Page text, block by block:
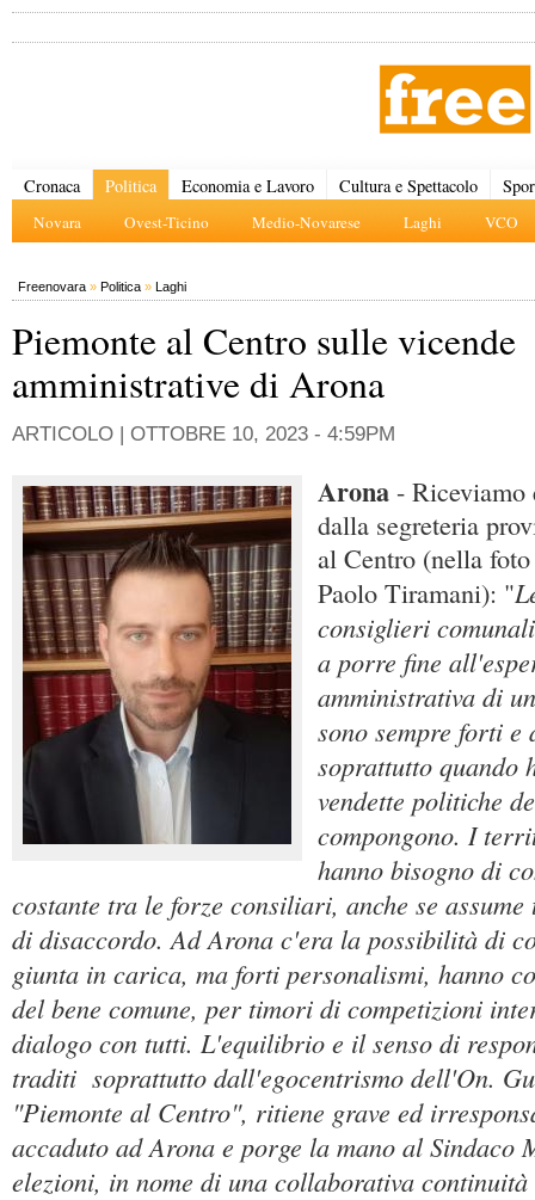
Cronaca Politica
Novara Ovest-Ticino Medio-Novarese Laghi VCO
Economia e Lavoro Cultura e Spettacolo
Freenovara » Politica » Laghi
Piemonte al Centro sulle vicende
amministrative di Arona
ARTICOLO | OTTOBRE 10, 2023 - 4:59PM
Arona - Riceviamo
dalla segreteria
al Centro (nella
Paolo Tiramani): "
consiglieri
a porre fine
amministrativa di
sono sempre forti e
soprattutto quando
vendette politiche
compongono. I
hanno bisogno di
costante tra le forze consiliari, anche se
di disaccordo. Ad Arona c'era la possibilità di
giunta in carica, ma forti personalismi, hanno
del bene comune, per timori di competizioni
dialogo con tutti. L'equilibrio e il senso di
traditi soprattutto dall'egocentrismo dell'On.
"Piemonte al Centro", ritiene grave ed
accaduto ad Arona e porge la mano al Sindaco
elezioni, in nome di una collaborativa